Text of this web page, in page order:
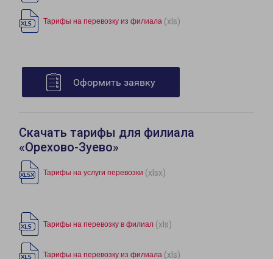
Тарифы на перевозку из филиала (xls)
Оформить заявку
Скачать тарифы для филиала
«Орехово-Зуево»
Тарифы на услуги перевозки (xlsx)
Тарифы на перевозку в филиал (xls)
Тарифы на перевозку из филиала (xls)